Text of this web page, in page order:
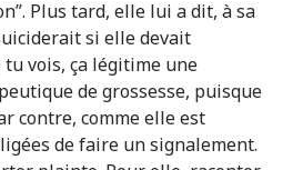
Plus tard, elle lui a dit, à sa
si elle devait
tu vois, ça légitime une
de grossesse, puisque
contre, comme elle est
de faire un signalement.